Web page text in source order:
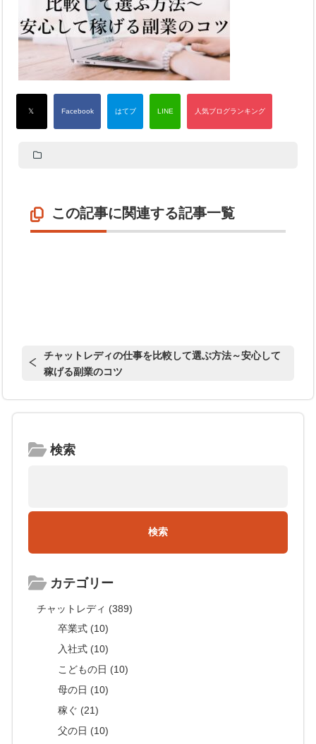
この記事に関連する記事一覧
チャットレディの仕事を比較して選ぶ方法～安心して
稼げる副業のコツ
検索
カテゴリー
チャットレディ (389)
卒業式 (10)
入社式 (10)
こどもの日 (10)
母の日 (10)
稼ぐ (21)
父の日 (10)